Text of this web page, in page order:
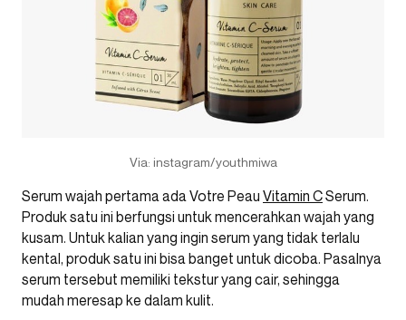
Via: instagram/youthmiwa
Serum wajah pertama ada Votre Peau Vitamin CSerum.
Produk satu ini berfungsi untuk mencerahkan wajah yang
kusam. Untuk kalian yang ingin serum yang tidak terlalu
kental, produk satu ini bisa banget untuk dicoba. Pasalnya
serum tersebut memiliki tekstur yang cair, sehingga
mudah meresap ke dalam kulit.